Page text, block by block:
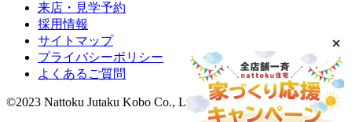
来店・見学予約
採用情報
サイトマップ
プライバシーポリシー
よくあるご質問
©2023 Nattoku Jutaku Kobo Co., Ltd.